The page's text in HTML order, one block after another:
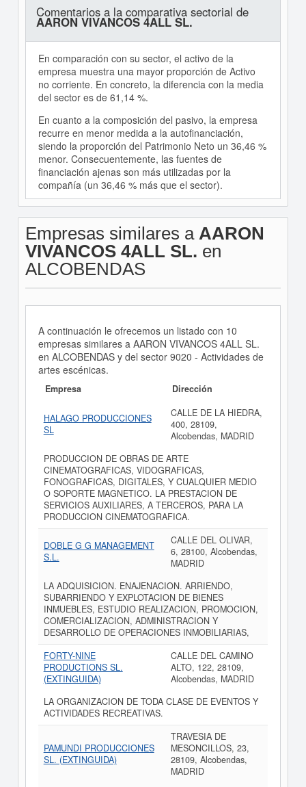
Comentarios a la comparativa sectorial de
AARON VIVANCOS 4ALL SL.
En comparación con su sector, el activo de la
empresa muestra una mayor proporción de Activo
no corriente. En concreto, la diferencia con la media
del sector es de 61,14 %.
En cuanto a la composición del pasivo, la empresa
recurre en menor medida a la autofinanciación,
siendo la proporción del Patrimonio Neto un 36,46 %
menor. Consecuentemente, las fuentes de
financiación ajenas son más utilizadas por la
compañía (un 36,46 % más que el sector).
Empresas similares a AARON
VIVANCOS 4ALL SL. en
ALCOBENDAS
A continuación le ofrecemos un listado con 10
empresas similares a AARON VIVANCOS 4ALL SL.
en ALCOBENDAS y del sector 9020 - Actividades de
artes escénicas.
Empresa Dirección
HALAGO PRODUCCIONES
SL
CALLE DE LA HIEDRA,
400, 28109,
Alcobendas, MADRID
PRODUCCION DE OBRAS DE ARTE
CINEMATOGRAFICAS, VIDOGRAFICAS,
FONOGRAFICAS, DIGITALES, Y CUALQUIER MEDIO
O SOPORTE MAGNETICO. LA PRESTACION DE
SERVICIOS AUXILIARES, A TERCEROS, PARA LA
PRODUCCION CINEMATOGRAFICA.
DOBLE G G MANAGEMENT
S.L.
CALLE DEL OLIVAR,
6, 28100, Alcobendas,
MADRID
LA ADQUISICION. ENAJENACION. ARRIENDO,
SUBARRIENDO Y EXPLOTACION DE BIENES
INMUEBLES, ESTUDIO REALIZACION, PROMOCION,
COMERCIALIZACION, ADMINISTRACION Y
DESARROLLO DE OPERACIONES INMOBILIARIAS,
FORTY-NINE
PRODUCTIONS SL.
(EXTINGUIDA)
CALLE DEL CAMINO
ALTO, 122, 28109,
Alcobendas, MADRID
LA ORGANIZACION DE TODA CLASE DE EVENTOS Y
ACTIVIDADES RECREATIVAS.
PAMUNDI PRODUCCIONES
SL. (EXTINGUIDA)
TRAVESIA DE
MESONCILLOS, 23,
28109, Alcobendas,
MADRID